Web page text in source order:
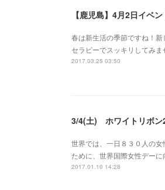
【鹿児島】4月2日イベ
春は新生活の季節ですね！
セラピーでスッキリしてみ
2017.03.25 03:50
3/4(土) ホワイトリボン
世界では、一日８３０人の
ために、世界国際女性デー
2017.01.10 14:28